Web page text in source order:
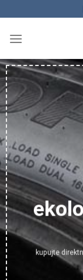
to
content
kupujte